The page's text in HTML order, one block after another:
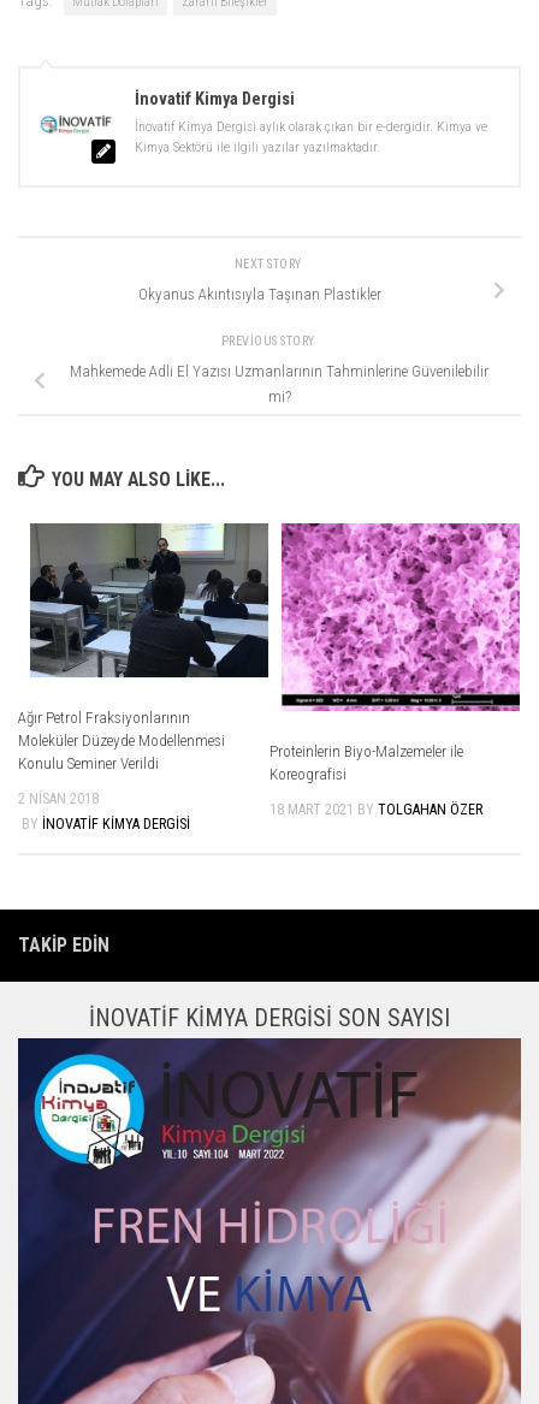
İnovatif Kimya Dergisi
İnovatif Kimya Dergisi aylık olarak çıkan bir e-dergidir. Kimya ve
Kimya Sektörü ile ilgili yazılar yazılmaktadır.
NEXT STORY
Okyanus Akıntısıyla Taşınan Plastikler
PREVIOUS STORY
Mahkemede Adli El Yazısı Uzmanlarının Tahminlerine Güvenilebilir
mi?
YOU MAY ALSO LIKE...
Ağır Petrol Fraksiyonlarının
Moleküler Düzeyde Modellenmesi
Konulu Seminer Verildi
2 NISAN 2018
BY İNOVATIF KIMYA DERGISI
Proteinlerin Biyo-Malzemeler ile
Koreografisi
18 MART 2021 BY TOLGAHAN ÖZER
TAKIP EDIN
İNOVATIF KIMYA DERGISI SON SAYISI